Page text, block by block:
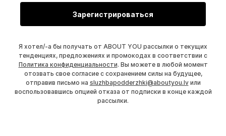
Зарегистрироваться
Я хотел/-а бы получать от ABOUT YOU рассылки о текущих
тенденциях, предложениях и промокодах в соответствии с
Политика конфиденциальности. Вы можете в любой момент
отозвать свое согласие с сохранением силы на будущее,
отправив письмо на sluzhbapodderzhki@aboutyou.lvили
воспользовавшись опцией отказа от подписки в конце каждой
рассылки.